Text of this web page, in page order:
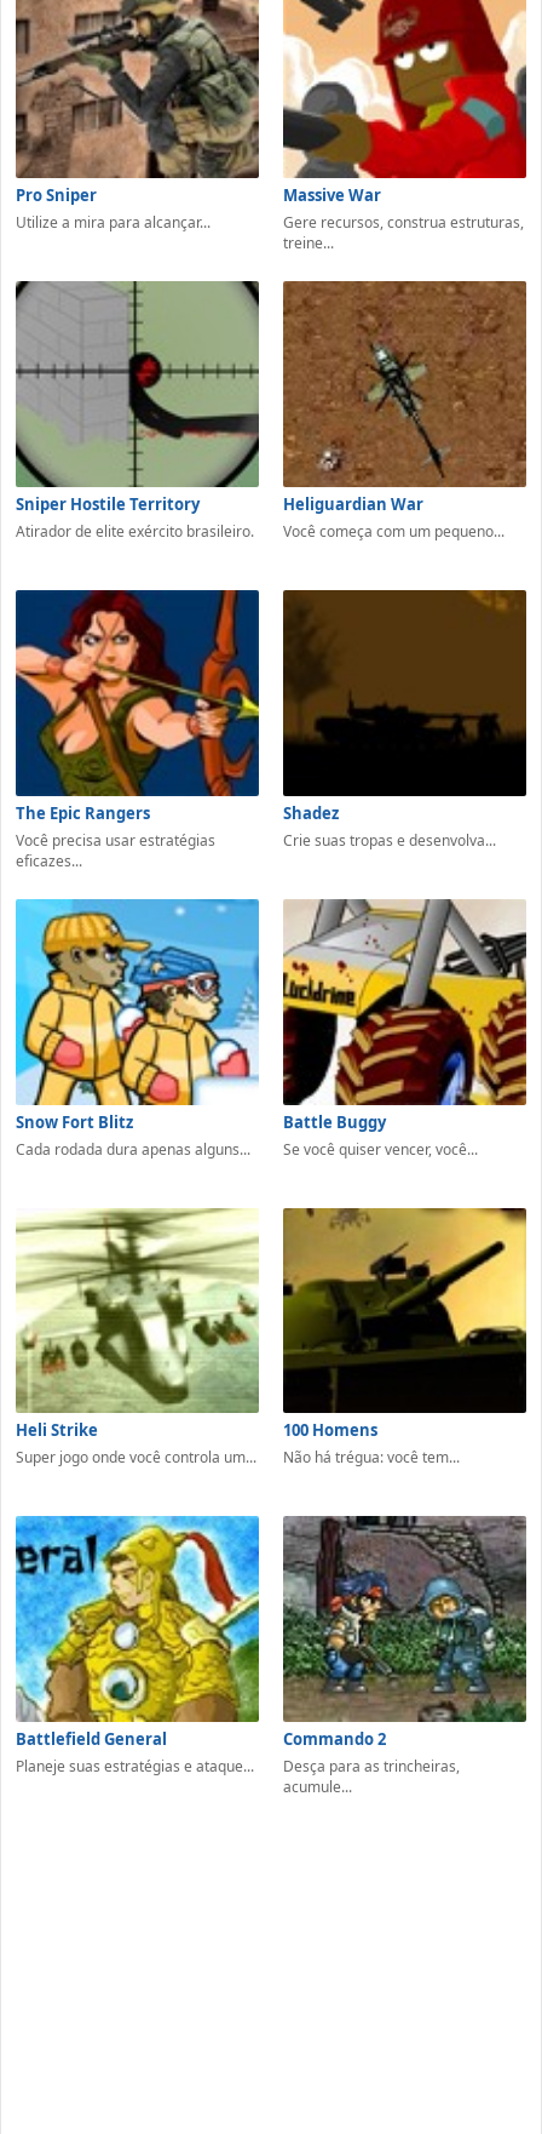
Pro Sniper
Utilize a mira para alcançar...
Massive War
Gere recursos, construa estruturas,
treine...
Sniper Hostile Territory
Atirador de elite exército brasileiro.
Heliguardian War
Você começa com um pequeno...
The Epic Rangers
Você precisa usar estratégias
eficazes...
Shadez
Crie suas tropas e desenvolva...
Snow Fort Blitz
Cada rodada dura apenas alguns...
Battle Buggy
Se você quiser vencer, você...
Heli Strike
Super jogo onde você controla um...
100 Homens
Não há trégua: você tem...
Battlefield General
Planeje suas estratégias e ataque...
Commando 2
Desça para as trincheiras,
acumule...